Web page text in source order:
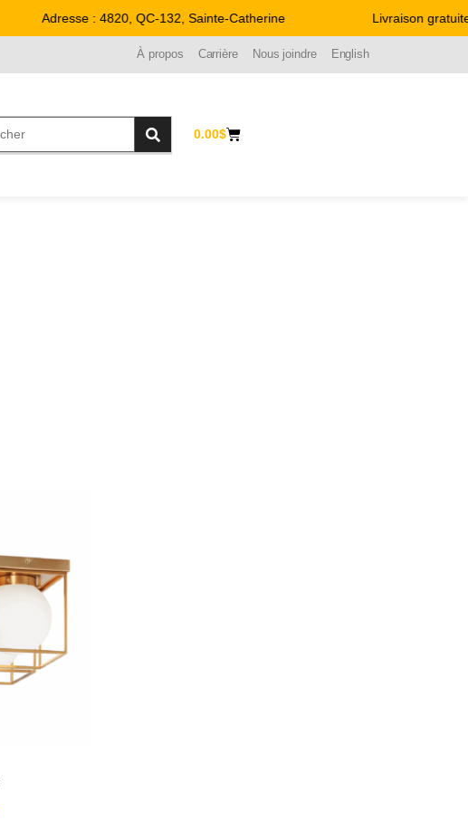
Adresse : 4820, QC-132, Sainte-Catherine Livraison
À propos Carrière Nous joindre English
0.00$